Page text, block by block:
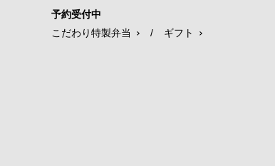
予約受付中
こだわり特製弁当
/ ギフト